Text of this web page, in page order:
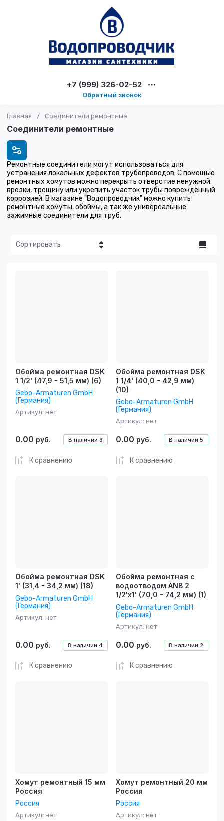
+7 (999) 326-02-52
Обратный звонок
Главная / Соединители ремонтные
Соединители ремонтные
Ремонтные соединители могут использоваться для
устранения локальных дефектов трубопроводов. С помощью
ремонтных хомутов можно перекрыть отверстие ненужной
врезки, трещину или укрепить участок трубы повреждённый
коррозией. В магазине "Водопроводчик" можно купить
ремонтные хомуты, обоймы, а так же универсальные
зажимные соединители для труб.
Сортировать
Обойма ремонтная DSK
1 1/2' (47,9 - 51,5 мм) (6)
Gebo-Armaturen GmbH
(Германия)
Артикул: нет
В наличии 3
0.00 руб.
К сравнению
Обойма ремонтная DSK
1 1/4' (40,0 - 42,9 мм)
(10)
Gebo-Armaturen GmbH
(Германия)
Артикул: нет
В наличии 5
0.00 руб.
К сравнению
Обойма ремонтная DSK
1' (31,4 - 34,2 мм) (18)
Gebo-Armaturen GmbH
(Германия)
Артикул: нет
В наличии 4
0.00 руб.
К сравнению
Обойма ремонтная с
водоотводом ANB 2
1/2'х1' (70,0 - 74,2 мм) (1)
Gebo-Armaturen GmbH
(Германия)
Артикул: нет
В наличии 2
0.00 руб.
К сравнению
Хомут ремонтный 15 мм
Россия
Россия
Артикул: нет
Хомут ремонтный 20 мм
Россия
Россия
Артикул: нет